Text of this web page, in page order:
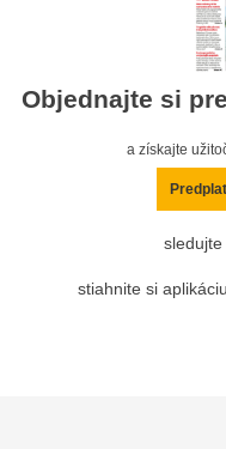
Objednajte si
a získajte
sledujte
stiahnite si